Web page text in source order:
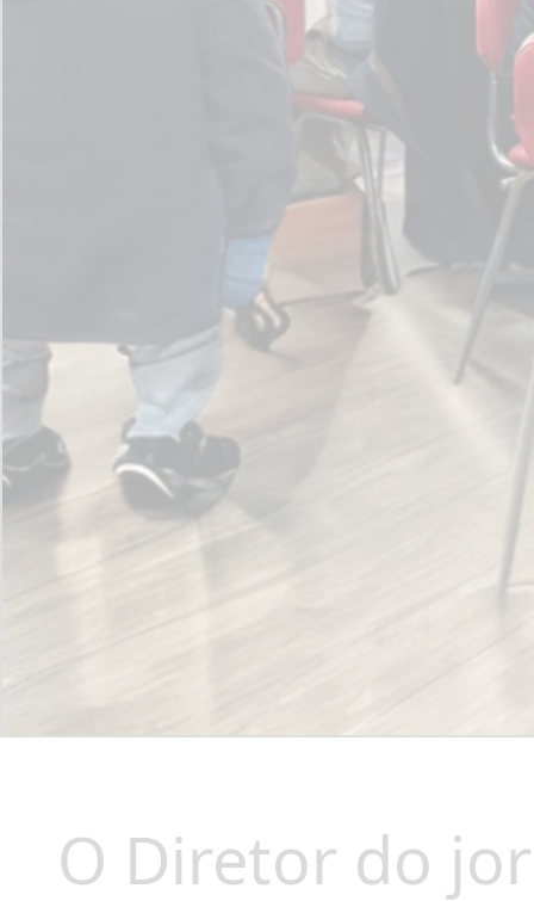
O Diretor do